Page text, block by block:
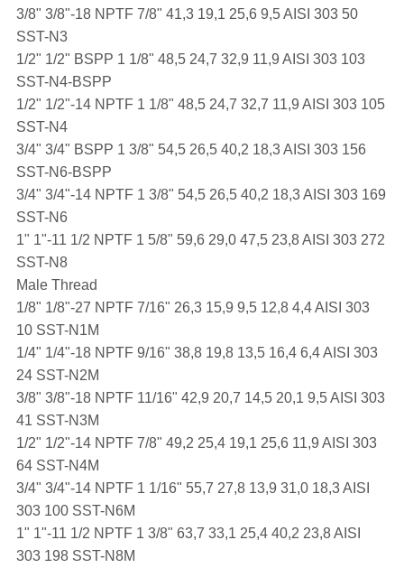
3/8" 3/8"-18 NPTF 7/8" 41,3 19,1 25,6 9,5 AISI 303 50
SST-N3
1/2" 1/2" BSPP 1 1/8" 48,5 24,7 32,9 11,9 AISI 303 103
SST-N4-BSPP
1/2" 1/2"-14 NPTF 1 1/8" 48,5 24,7 32,7 11,9 AISI 303 105
SST-N4
3/4" 3/4" BSPP 1 3/8" 54,5 26,5 40,2 18,3 AISI 303 156
SST-N6-BSPP
3/4" 3/4"-14 NPTF 1 3/8" 54,5 26,5 40,2 18,3 AISI 303 169
SST-N6
1" 1"-11 1/2 NPTF 1 5/8" 59,6 29,0 47,5 23,8 AISI 303 272
SST-N8
Male Thread
1/8" 1/8"-27 NPTF 7/16" 26,3 15,9 9,5 12,8 4,4 AISI 303
10 SST-N1M
1/4" 1/4"-18 NPTF 9/16" 38,8 19,8 13,5 16,4 6,4 AISI 303
24 SST-N2M
3/8" 3/8"-18 NPTF 11/16" 42,9 20,7 14,5 20,1 9,5 AISI 303
41 SST-N3M
1/2" 1/2"-14 NPTF 7/8" 49,2 25,4 19,1 25,6 11,9 AISI 303
64 SST-N4M
3/4" 3/4"-14 NPTF 1 1/16" 55,7 27,8 13,9 31,0 18,3 AISI
303 100 SST-N6M
1" 1"-11 1/2 NPTF 1 3/8" 63,7 33,1 25,4 40,2 23,8 AISI
303 198 SST-N8M